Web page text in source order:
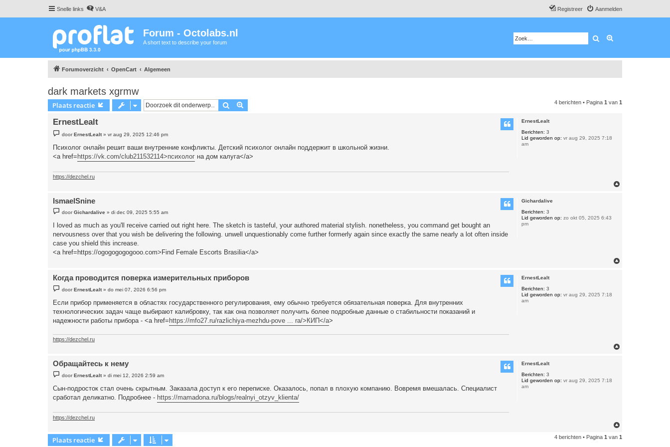
Snelle links V&A Aanmelden
Registreer
Forum - Octolabs.nl
A short text to describe your forum Zoek
Forumoverzicht OpenCart Algemeen
dark markets xgrmw
Plaats reactie Zoek 4 berichten • Pagina 1 van 1
ErnestLealt
Berichten: 3
Lid geworden op: vr aug 29, 2025 7:18
am
ErnestLealt
e
i
c
doorErnestLealt»vr aug 29, 2025 12:46 pm
Психолог онлайн решит ваши внутренние конфликты. Детский психолог онлайн поддержит в школьной жизни.
<a href= https://vk.com/club211532114>психолог на дом калуга</a>
https://dezchel.ru
Gichardalive
Berichten: 3
Lid geworden op: zo okt 05, 2025 6:43
pm
IsmaelSnine
e
i
c
t
doorGichardalive »di dec 09, 2025 5:55 am
I loved as much as you'll receive carried out right here. The sketch is tasteful, your authored material stylish. nonetheless, you command get bought an
nervousness over that you wish be delivering the following. unwell unquestionably come further formerly again since exactly the same nearly a lot often inside
case you shield this increase.
<a href=https://ogogogogogooo.com>Find Female Escorts Brasilia</a>
ErnestLealt
Berichten: 3
Lid geworden op: vr aug 29, 2025 7:18
am
Когда проводится поверка измерительных приборов
e
i
c
t
doorErnestLealt»do mei 07, 2026 6:56 pm
Если прибор применяется в областях государственного регулирования, ему обычно требуется обязательная поверка. Для внутренних
технологических задач чаще выбирают калибровку, так как она позволяет получить более подробные данные о стабильности показаний и
надежности работы прибора - <a href= https://mfo27.ru/razlichiya-mezhdu-pove ... ra/>КИП</a>
https://dezchel.ru
ErnestLealt
Berichten: 3
Lid geworden op: vr aug 29, 2025 7:18
am
Обращайтесь к нему
e
i
c
doorErnestLealt»di mei 12, 2026 2:59 am
Сын-подросток стал очень скрытным. Заказала доступ к его переписке. Оказалось, попал в плохую компанию. Вовремя вмешалась. Специалист
сработал деликатно. Подробнее - https://mamadona.ru/blogs/realnyi_otzyv_klienta/
https://dezchel.ru
h
Plaats reactie 4 berichten • Pagina 1 van 1